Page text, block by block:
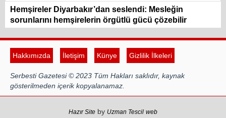
Hemşireler Diyarbakır’dan seslendi: Mesleğin
sorunlarını hemşirelerin örgütlü gücü çözebilir
Hakkımızda İletişim Künye Gizlilik İlkeleri
Serbesti Gazetesi © 2023 Tüm Hakları saklıdır, kaynak
gösterilmeden içerik kopyalanamaz.
Hazır Site by Uzman Tescil web